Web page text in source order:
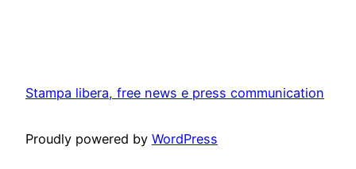
Stampa libera, free news e press communication
Proudly powered by WordPress